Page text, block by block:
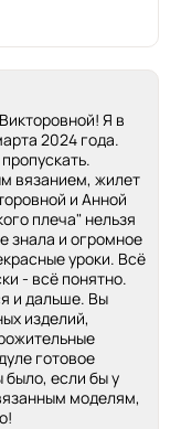
Я в
2024 года.
вязанием, жилет
и Анной
плеча" нельзя
знала и огромное
уроки. Всё
- всё понятно.
и дальше. Вы
изделий,
готовое
если бы у
моделям,